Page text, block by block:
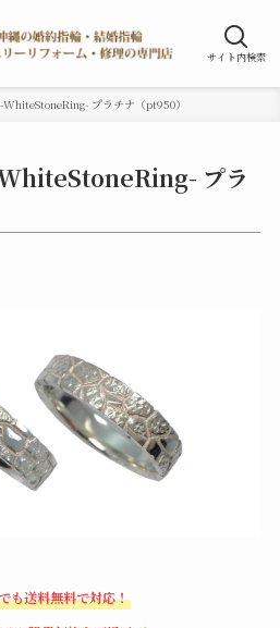
サイト内検索
プラチナ（pt950）
プラ
も送料無料で対応！